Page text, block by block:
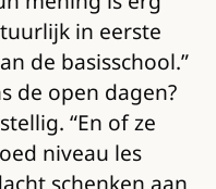
in eerste
de basisschool.”
de open dagen?
“En of ze
niveau les